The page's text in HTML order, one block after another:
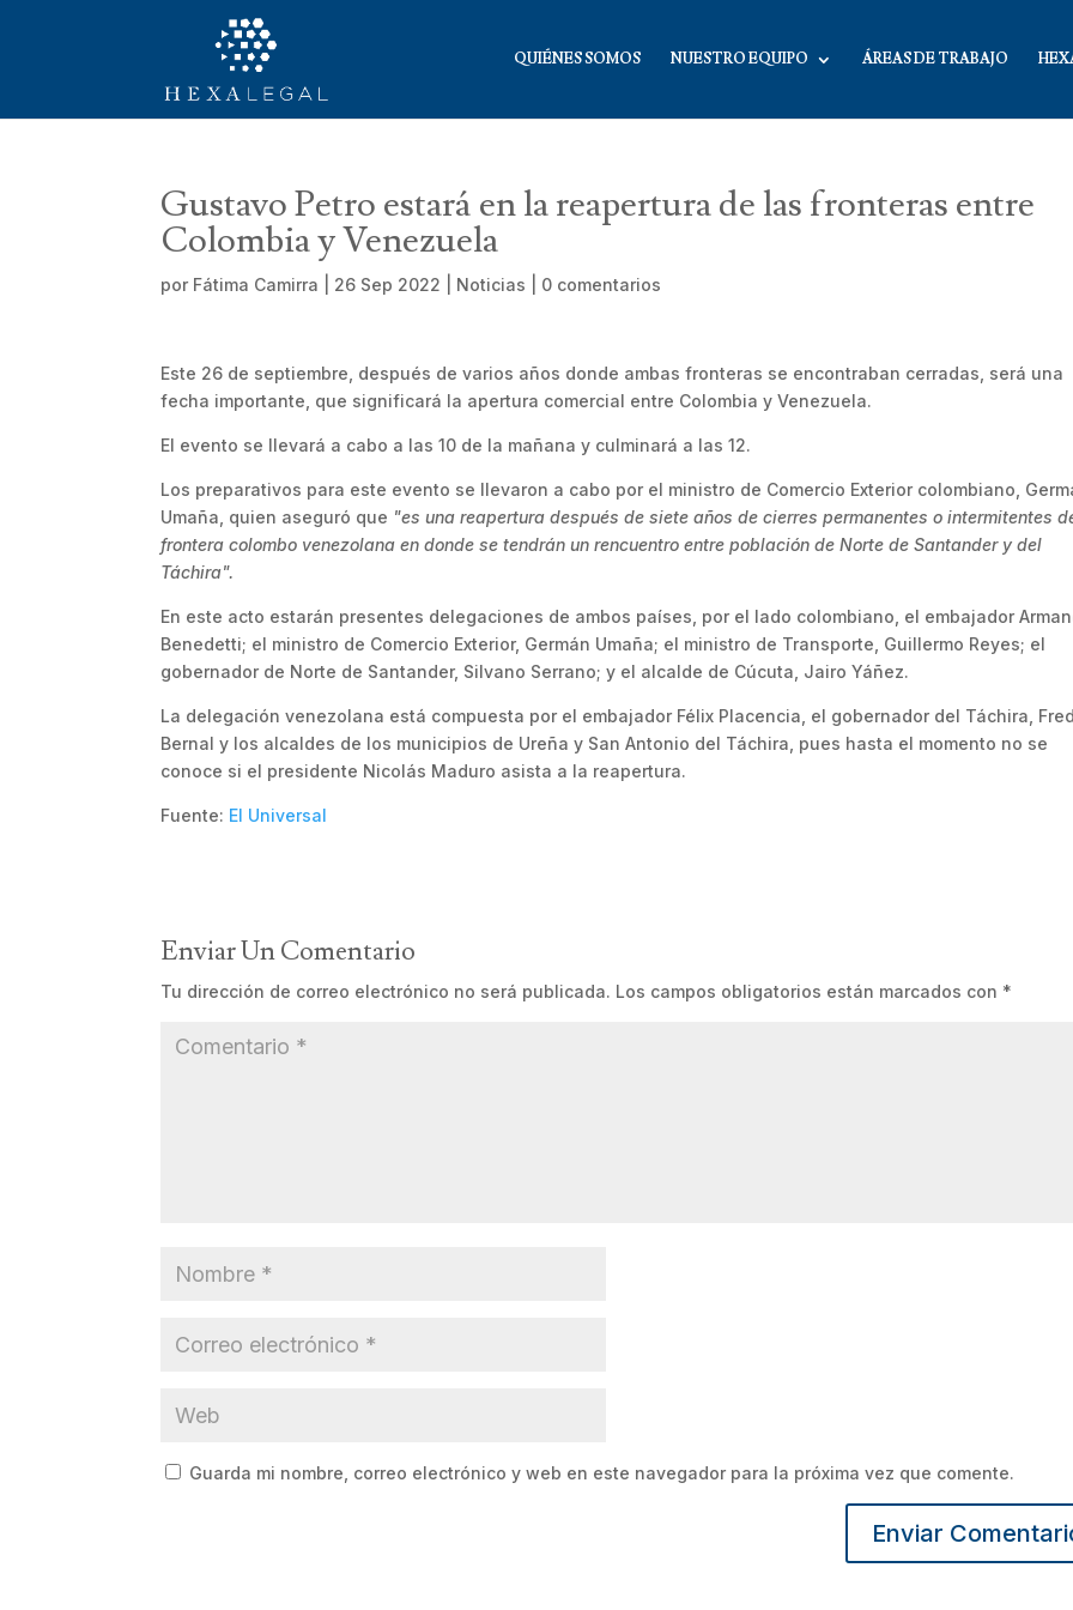
QUIÉNES SOMOS NUESTRO EQUIPO ÁREAS DE TRABAJO
Gustavo Petro estará en la reapertura de las fronteras entre
Colombia y Venezuela
por Fátima Camirra 26 Sep 2022 Noticias 0 comentarios
Este 26 de septiembre, después de varios años donde ambas fronteras se encontraban cerradas, será una
fecha importante, que significará la apertura comercial entre Colombia y Venezuela.
El evento se llevará a cabo a las 10 de la mañana y culminará a las 12.
Los preparativos para este evento se llevaron a cabo por el ministro de Comercio Exterior colombiano,
Umaña, quien aseguró que "es una reapertura después de siete años de cierres permanentes o intermitentes
frontera colombo venezolana en donde se tendrán un rencuentro entre población de Norte de Santander y del
Táchira".
En este acto estarán presentes delegaciones de ambos países, por el lado colombiano, el embajador
Benedetti; el ministro de Comercio Exterior, Germán Umaña; el ministro de Transporte, Guillermo Reyes; el
gobernador de Norte de Santander, Silvano Serrano; y el alcalde de Cúcuta, Jairo Yáñez.
La delegación venezolana está compuesta por el embajador Félix Placencia, el gobernador del Táchira,
Bernal y los alcaldes de los municipios de Ureña y San Antonio del Táchira, pues hasta el momento no se
conoce si el presidente Nicolás Maduro asista a la reapertura.
Fuente: El Universal
Enviar Un Comentario
Tu dirección de correo electrónico no será publicada. Los campos obligatorios están marcados con *
Guarda mi nombre, correo electrónico y web en este navegador para la próxima vez que comente.